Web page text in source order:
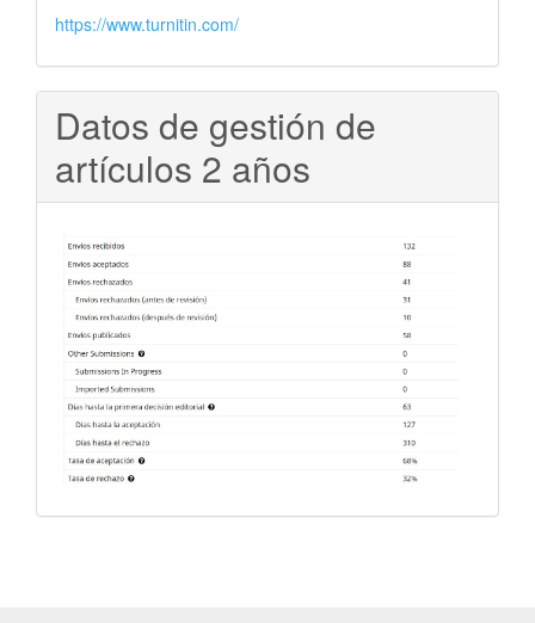
https://www.turnitin.com/
Datos de gestión de
artículos 2 años